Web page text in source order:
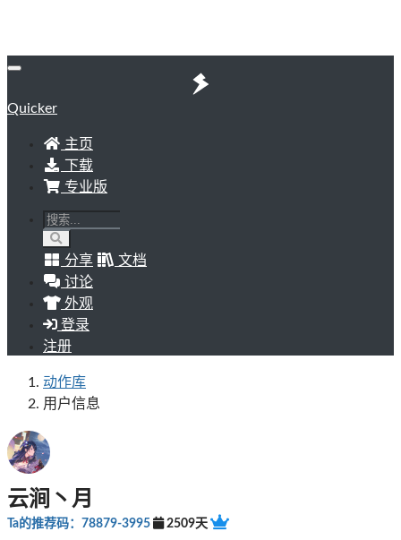
Quicker
主页
下载
专业版
分享
文档
讨论
外观
登录
注册
动作库
用户信息
云涧丶月
Ta的推荐码：78879-3995 2509天